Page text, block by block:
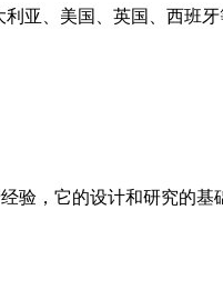
亚、美国、英国、西班
验，它的设计和研究的